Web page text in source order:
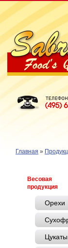
Sabrina Food's Queen
Главная »
Весовая
продукция
Орехи
Цукаты